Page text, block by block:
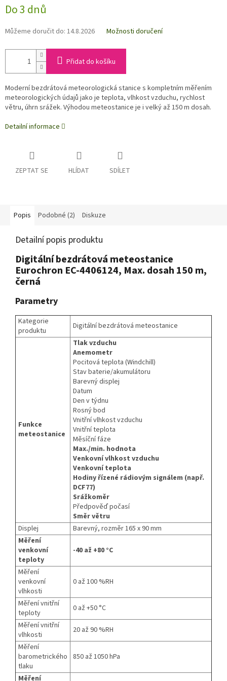
Do 3 dnů
Můžeme doručit do: 14.8.2026 Možnosti doručení
Přidat do košíku
Moderní bezdrátová meteorologická stanice s kompletním měřením
meteorologických údajů jako je teplota, vlhkost vzduchu, rychlost
větru, úhrn srážek. Výhodou meteostanice je i velký až 150 m dosah.
Detailní informace
ZEPTAT SE HLÍDAT SDÍLET
Popis Podobné (2) Diskuze
Detailní popis produktu
Digitální bezdrátová meteostanice
Eurochron EC-4406124, Max. dosah 150 m,
černá
Parametry
Kategorie
produktu
Digitální bezdrátová meteostanice
Funkce
meteostanice
Tlak vzduchu
Anemometr
Pocitová teplota (Windchill)
Stav baterie/akumulátoru
Barevný displej
Datum
Den v týdnu
Rosný bod
Vnitřní vlhkost vzduchu
Vnitřní teplota
Měsíční fáze
Max./min. hodnota
Venkovní vlhkost vzduchu
Venkovní teplota
Hodiny řízené rádiovým signálem (např.
DCF77)
Srážkoměr
Předpověď počasí
Směr větru
Displej
Barevný, rozměr 165 x 90 mm
Měření
venkovní
teploty
-40 až +80 °C
Měření
venkovní
vlhkosti
0 až 100 %RH
Měření vnitřní
teploty
0 až +50 °C
Měření vnitřní
vlhkosti
20 až 90 %RH
Měření
barometrického
tlaku
850 až 1050 hPa
Měření